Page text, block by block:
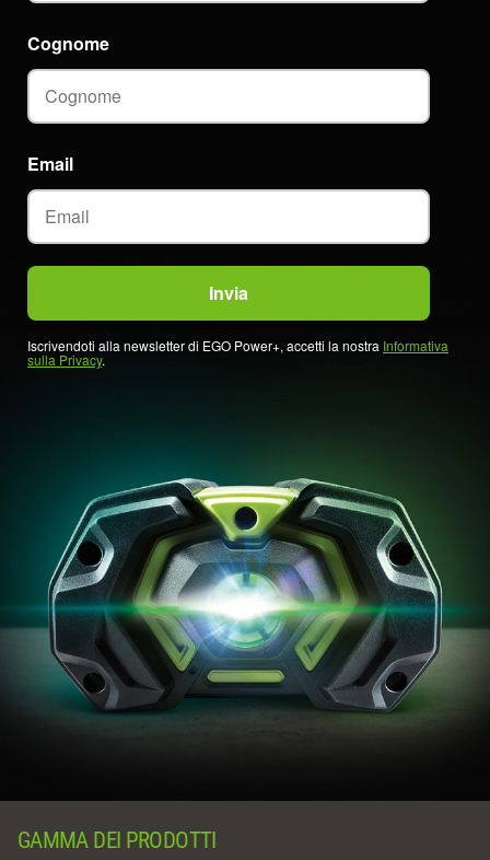
Email
Cognome
Iscrivendoti alla newsletter di EGO Power+, accetti la nostra Informativa
sulla Privacy.
GAMMA DEI PRODOTTI